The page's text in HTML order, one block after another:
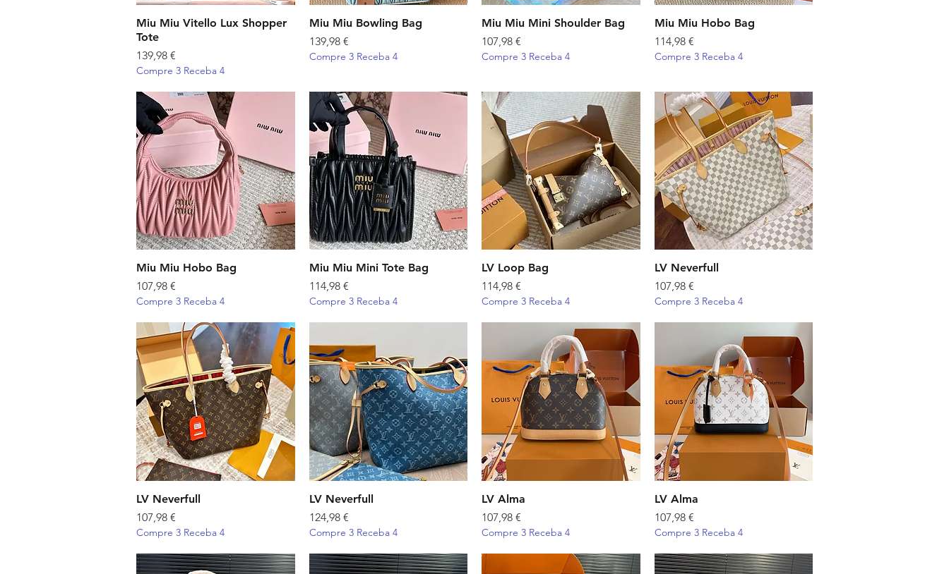
Visualização rápida
Miu Miu Vitello Lux Shopper
Tote
Preço
139,98 €
Compre 3 Receba 4
Visualização rápida
Miu Miu Bowling Bag
Preço
139,98 €
Compre 3 Receba 4
Visualização rápida
Miu Miu Mini Shoulder Bag
Preço
107,98 €
Compre 3 Receba 4
Visualização rápida
Miu Miu Hobo Bag
Preço
114,98 €
Compre 3 Receba 4
Visualização rápida
Miu Miu Hobo Bag
Preço
107,98 €
Compre 3 Receba 4
Visualização rápida
Miu Miu Mini Tote Bag
Preço
114,98 €
Compre 3 Receba 4
Visualização rápida
LV Loop Bag
Preço
114,98 €
Compre 3 Receba 4
Visualização rápida
LV Neverfull
Preço
107,98 €
Compre 3 Receba 4
Visualização rápida
LV Neverfull
Preço
107,98 €
Compre 3 Receba 4
Visualização rápida
LV Neverfull
Preço
124,98 €
Compre 3 Receba 4
Visualização rápida
LV Alma
Preço
107,98 €
Compre 3 Receba 4
Visualização rápida
LV Alma
Preço
107,98 €
Compre 3 Receba 4